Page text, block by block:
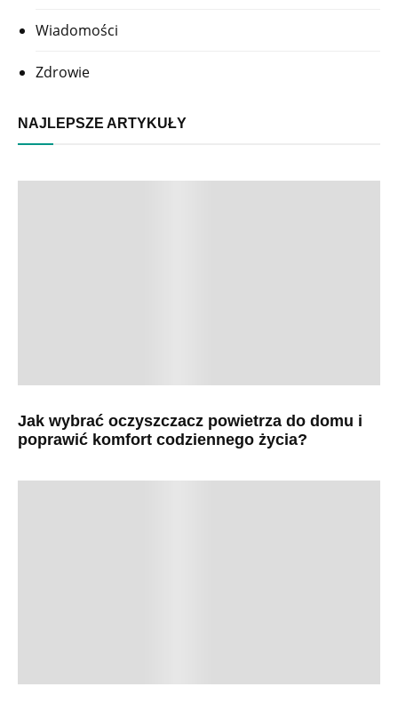
Wiadomości
Zdrowie
NAJLEPSZE ARTYKUŁY
Jak wybrać oczyszczacz powietrza do domu i
poprawić komfort codziennego życia?